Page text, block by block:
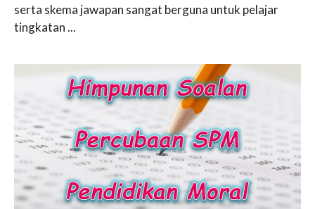
serta skema jawapan sangat berguna untuk pelajar
tingkatan ...